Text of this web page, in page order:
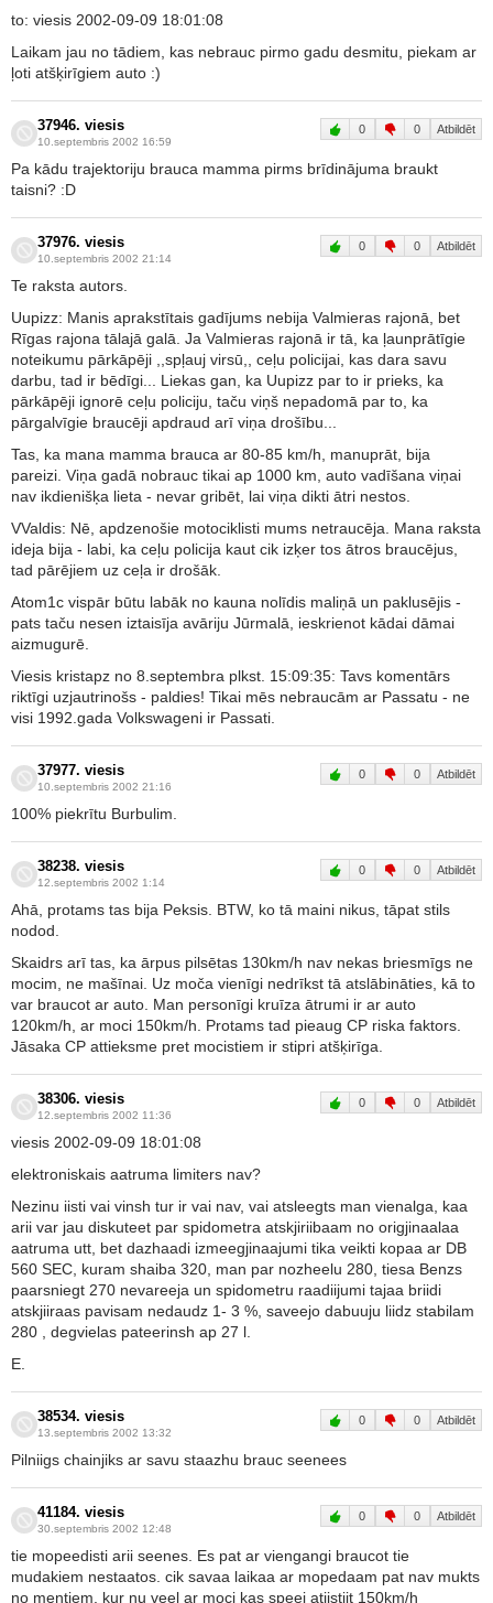
to: viesis 2002-09-09 18:01:08
Laikam jau no tādiem, kas nebrauc pirmo gadu desmitu, piekam ar
ļoti atšķirīgiem auto :)
37946. viesis
10.septembris 2002 16:59
0 0 Atbildēt
Pa kādu trajektoriju brauca mamma pirms brīdinājuma braukt
taisni? :D
37976. viesis
10.septembris 2002 21:14
0 0 Atbildēt
Te raksta autors.
Uupizz: Manis aprakstītais gadījums nebija Valmieras rajonā, bet
Rīgas rajona tālajā galā. Ja Valmieras rajonā ir tā, ka ļaunprātīgie
noteikumu pārkāpēji ,,spļauj virsū,, ceļu policijai, kas dara savu
darbu, tad ir bēdīgi... Liekas gan, ka Uupizz par to ir prieks, ka
pārkāpēji ignorē ceļu policiju, taču viņš nepadomā par to, ka
pārgalvīgie braucēji apdraud arī viņa drošību...
Tas, ka mana mamma brauca ar 80-85 km/h, manuprāt, bija
pareizi. Viņa gadā nobrauc tikai ap 1000 km, auto vadīšana viņai
nav ikdienišķa lieta - nevar gribēt, lai viņa dikti ātri nestos.
VValdis: Nē, apdzenošie motociklisti mums netraucēja. Mana raksta
ideja bija - labi, ka ceļu policija kaut cik izķer tos ātros braucējus,
tad pārējiem uz ceļa ir drošāk.
Atom1c vispār būtu labāk no kauna nolīdis maliņā un paklusējis -
pats taču nesen iztaisīja avāriju Jūrmalā, ieskrienot kādai dāmai
aizmugurē.
Viesis kristapz no 8.septembra plkst. 15:09:35: Tavs komentārs
riktīgi uzjautrinošs - paldies! Tikai mēs nebraucām ar Passatu - ne
visi 1992.gada Volkswageni ir Passati.
37977. viesis
10.septembris 2002 21:16
0 0 Atbildēt
100% piekrītu Burbulim.
38238. viesis
12.septembris 2002 1:14
0 0 Atbildēt
Ahā, protams tas bija Peksis. BTW, ko tā maini nikus, tāpat stils
nodod.
Skaidrs arī tas, ka ārpus pilsētas 130km/h nav nekas briesmīgs ne
mocim, ne mašīnai. Uz moča vienīgi nedrīkst tā atslābināties, kā to
var braucot ar auto. Man personīgi kruīza ātrumi ir ar auto
120km/h, ar moci 150km/h. Protams tad pieaug CP riska faktors.
Jāsaka CP attieksme pret mocistiem ir stipri atšķirīga.
38306. viesis
12.septembris 2002 11:36
0 0 Atbildēt
viesis 2002-09-09 18:01:08
elektroniskais aatruma limiters nav?
Nezinu iisti vai vinsh tur ir vai nav, vai atsleegts man vienalga, kaa
arii var jau diskuteet par spidometra atskjiriibaam no origjinaalaa
aatruma utt, bet dazhaadi izmeegjinaajumi tika veikti kopaa ar DB
560 SEC, kuram shaiba 320, man par nozheelu 280, tiesa Benzs
paarsniegt 270 nevareeja un spidometru raadiijumi tajaa briidi
atskjiiraas pavisam nedaudz 1- 3 %, saveejo dabuuju liidz stabilam
280 , degvielas pateerinsh ap 27 l.
E.
38534. viesis
13.septembris 2002 13:32
0 0 Atbildēt
Pilniigs chainjiks ar savu staazhu brauc seenees
41184. viesis
30.septembris 2002 12:48
0 0 Atbildēt
tie mopeedisti arii seenes. Es pat ar viengangi braucot tie
mudakiem nestaatos. cik savaa laikaa ar mopedaam pat nav mukts
no mentiem. kur nu veel ar moci kas speej atiistiit 150km/h